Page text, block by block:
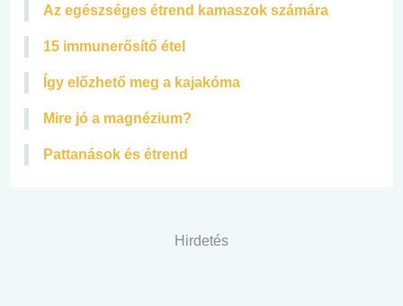
Az egészséges étrend kamaszok számára
15 immunerősítő étel
Így előzhető meg a kajakóma
Mire jó a magnézium?
Pattanások és étrend
Hirdetés